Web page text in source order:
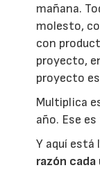
mañana.
molesto,
con
proyecto,
proyecto
Multiplica
año. Ese
Y aquí está
razón cada